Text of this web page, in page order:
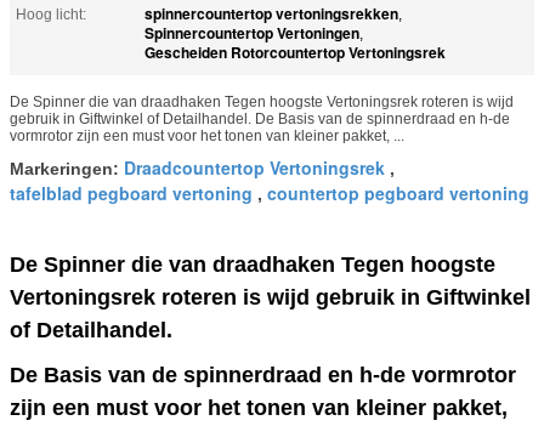
Hoog licht:
spinnercountertop vertoningsrekken,
Spinnercountertop Vertoningen,
Gescheiden Rotorcountertop Vertoningsrek
De Spinner die van draadhaken Tegen hoogste Vertoningsrek roteren is wijd
gebruik in Giftwinkel of Detailhandel. De Basis van de spinnerdraad en h-de
vormrotor zijn een must voor het tonen van kleiner pakket, ...
Markeringen: Draadcountertop Vertoningsrek ,
tafelblad pegboard vertoning , countertop pegboard vertoning
De Spinner die van draadhaken Tegen hoogste
Vertoningsrek roteren is wijd gebruik in Giftwinkel
of Detailhandel.
De Basis van de spinnerdraad en h-de vormrotor
zijn een must voor het tonen van kleiner pakket,